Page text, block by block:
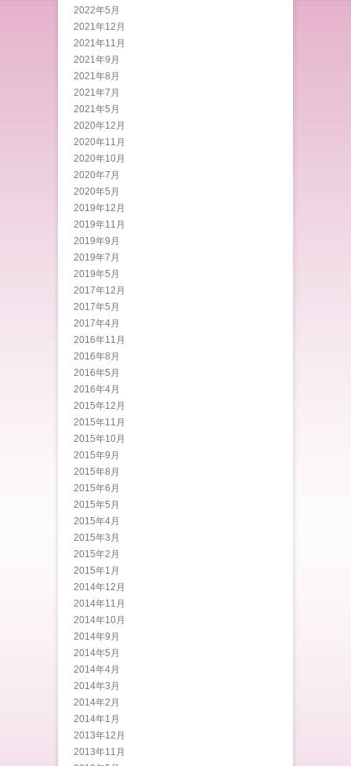
2022年5月
2021年12月
2021年11月
2021年9月
2021年8月
2021年7月
2021年5月
2020年12月
2020年11月
2020年10月
2020年7月
2020年5月
2019年12月
2019年11月
2019年9月
2019年7月
2019年5月
2017年12月
2017年5月
2017年4月
2016年11月
2016年8月
2016年5月
2016年4月
2015年12月
2015年11月
2015年10月
2015年9月
2015年8月
2015年6月
2015年5月
2015年4月
2015年3月
2015年2月
2015年1月
2014年12月
2014年11月
2014年10月
2014年9月
2014年5月
2014年4月
2014年3月
2014年2月
2014年1月
2013年12月
2013年11月